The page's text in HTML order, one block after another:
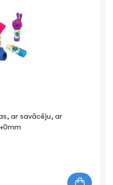
ar savācēju, ar